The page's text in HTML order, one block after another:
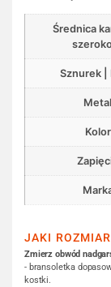
Średnica
Sznurek |
Metal
Kolor
JAKI
Zmierz obwód
- bransoletka
kostki.